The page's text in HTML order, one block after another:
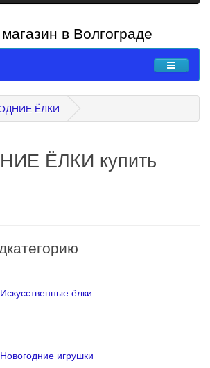
в Волгограде
ЁЛКИ
ЁЛКИ купить
Искусственные ёлки
Новогодние игрушки